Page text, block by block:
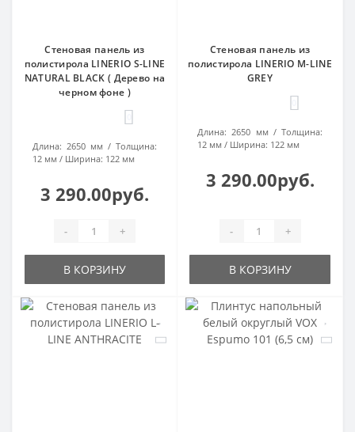
Стеновая панель из
полистирола LINERIO S-LINE
NATURAL BLACK ( Дерево на
черном фоне )
Длина: 2650 мм
Толщина:
12 мм
Ширина: 122 мм
3 290.00руб.
- +
В КОРЗИНУ
Стеновая панель из
полистирола LINERIO M-LINE
GREY
Длина: 2650 мм
Толщина:
12 мм
Ширина: 122 мм
3 290.00руб.
- +
В КОРЗИНУ